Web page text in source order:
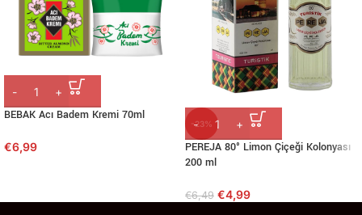
BEBAK Acı Badem Kremi 70ml
€6,99
-23%
PEREJA 80° Limon Çiçeği Kolonyası
200 ml
€6,49 €4,99